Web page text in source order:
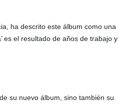
ha descrito este álbum como una
es el resultado de años de trabajo y
su nuevo álbum, sino también su